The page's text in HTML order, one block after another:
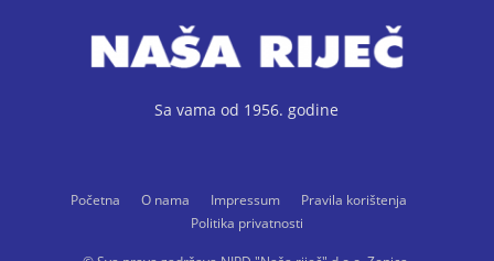
Sa vama od 1956. godine
Početna O nama Impressum
Pravila korištenja
Politika privatnosti